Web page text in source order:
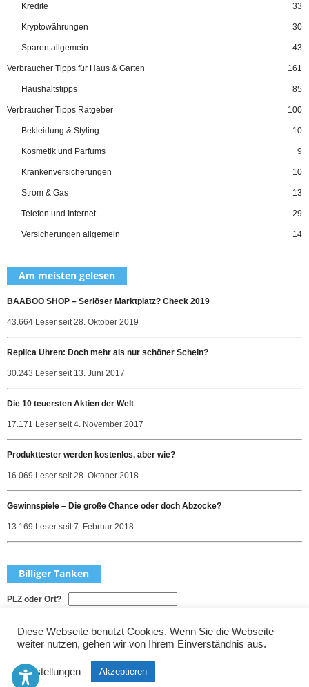
Kredite 33
Kryptowährungen 30
Sparen allgemein 43
Verbraucher Tipps für Haus & Garten 161
Haushaltstipps 85
Verbraucher Tipps Ratgeber 100
Bekleidung & Styling 10
Kosmetik und Parfums 9
Krankenversicherungen 10
Strom & Gas 13
Telefon und Internet 29
Versicherungen allgemein 14
Am meisten gelesen
BAABOO SHOP – Seriöser Marktplatz? Check 2019
43.664 Leser seit 28. Oktober 2019
Replica Uhren: Doch mehr als nur schöner Schein?
30.243 Leser seit 13. Juni 2017
Die 10 teuersten Aktien der Welt
17.171 Leser seit 4. November 2017
Produkttester werden kostenlos, aber wie?
16.069 Leser seit 28. Oktober 2018
Gewinnspiele – Die große Chance oder doch Abzocke?
13.169 Leser seit 7. Februar 2018
Billiger Tanken
PLZ oder Ort?
Welche Sorte?
Diese Webseite benutzt Cookies. Wenn Sie die Webseite
weiter nutzen, gehen wir von Ihrem Einverständnis aus.
Einstellungen Akzeptieren